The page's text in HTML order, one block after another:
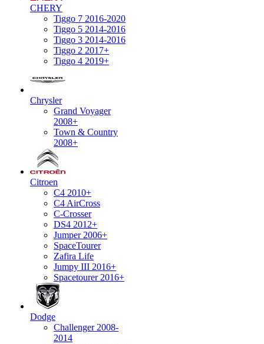
CHERY
Tiggo 7 2016-2020
Tiggo 5 2014-2016
Tiggo 3 2014-2016
Tiggo 2 2017+
Tiggo 4 2019+
Chrysler
Grand Voyager
2008+
Town & Country
2008+
Citroen
C4 2010+
C4 AirCross
C-Crosser
DS4 2012+
Jumper 2006+
SpaceTourer
Zafira Life
Jumpy III 2016+
Spacetourer 2016+
Dodge
Challenger 2008-
2014